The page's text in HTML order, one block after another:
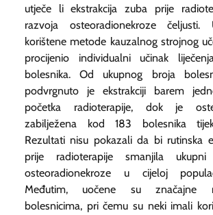
utječe li ekstrakcija zuba prije
razvoja osteoradionekroze
korištene metode kauzalnog strojnog
procijenio individualni učinak
bolesnika. Od ukupnog broja
podvrgnuto je ekstrakciji barem
početka radioterapije, dok je
zabilježena kod 183 bolesnika
Rezultati nisu pokazali da bi rutinska
prije radioterapije smanjila
osteoradionekroze u cijeloj
Međutim, uočene su značajne
bolesnicima, pri čemu su neki imali